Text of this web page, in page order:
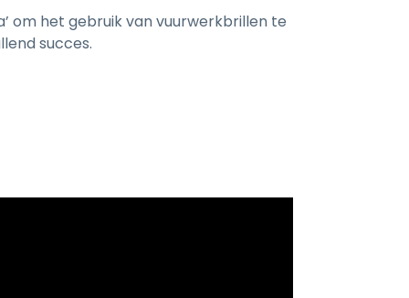
om het gebruik van vuurwerkbrillen te
succes.